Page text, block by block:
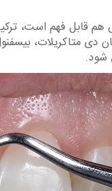
هم قابل فهم است،
دی متاکریلات،
شود.